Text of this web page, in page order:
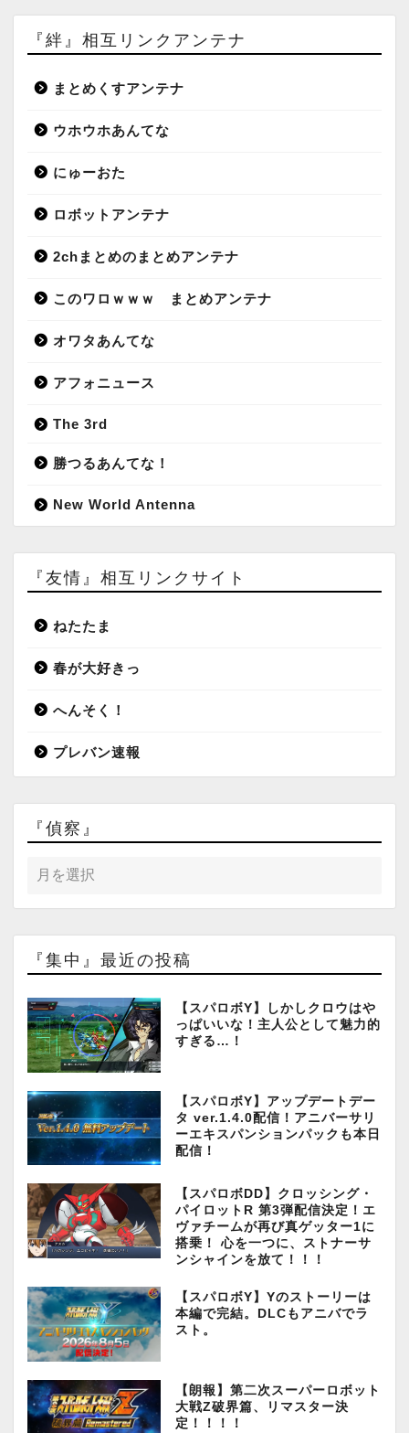
『絆』相互リンクアンテナ
まとめくすアンテナ
ウホウホあんてな
にゅーおた
ロボットアンテナ
2chまとめのまとめアンテナ
このワロｗｗｗ まとめアンテナ
オワタあんてな
アフォニュース
The 3rd
勝つるあんてな！
New World Antenna
『友情』相互リンクサイト
ねたたま
春が大好きっ
へんそく！
プレバン速報
『偵察』
『集中』最近の投稿
【スパロボY】しかしクロウはや
っぱいいな！主人公として魅力的
すぎる…！
【スパロボY】アップデートデー
タ ver.1.4.0配信！アニバーサリ
ーエキスパンションパックも本日
配信！
【スパロボDD】クロッシング・
パイロットR 第3弾配信決定！エ
ヴァチームが再び真ゲッター1に
搭乗！ 心を一つに、ストナーサ
ンシャインを放て！！！
【スパロボY】Yのストーリーは
本編で完結。DLCもアニバでラ
スト。
【朗報】第二次スーパーロボット
大戦Z破界篇、リマスター決
定！！！！